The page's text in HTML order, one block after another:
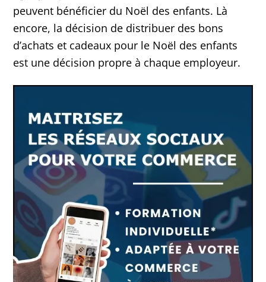
peuvent bénéficier du Noël des enfants. Là
encore, la décision de distribuer des bons
d’achats et cadeaux pour le Noël des enfants
est une décision propre à chaque employeur.